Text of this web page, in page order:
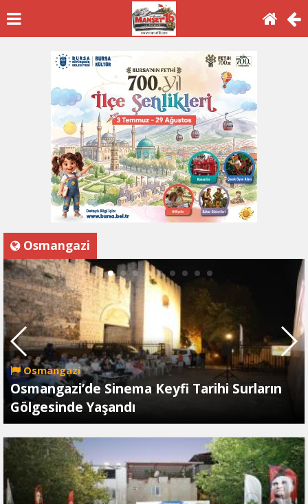
Osmangazi
Osmangazi
Osmangazi’de Sinema Keyfi Tarihi Surların
Gölgesinde Yaşandı